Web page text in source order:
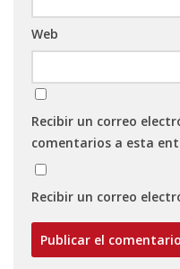
Web
Recibir un correo
comentarios a esta
Recibir un correo